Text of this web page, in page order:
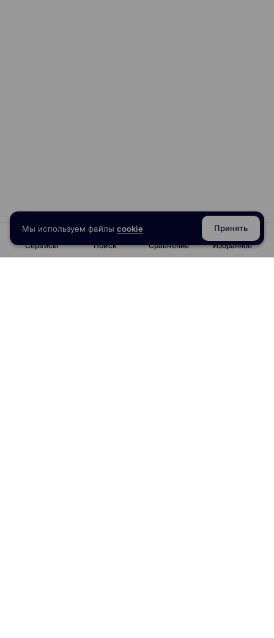
Сервисы Поиск Сравнение Избранное
Мы используем файлы cookie Принять